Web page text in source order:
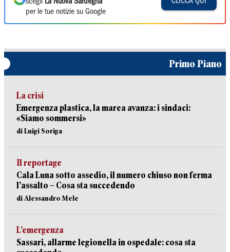
scegli
La Nuova Sardegna
per le tue notizie su Google
Primo Piano
La crisi
Emergenza plastica, la marea avanza: i sindaci:
«Siamo sommersi»
di Luigi Soriga
Il reportage
Cala Luna sotto assedio, il numero chiuso non ferma
l’assalto – Cosa sta succedendo
di Alessandro Mele
L’emergenza
Sassari, allarme legionella in ospedale: cosa sta